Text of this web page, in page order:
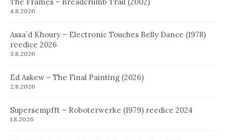
4.8.2026
Assa´d Khoury – Electronic Touches Belly Dance (1978)
reedice 2026
3.8.2026
Ed Askew – The Final Painting (2026)
2.8.2026
Supersempfft – Roboterwerke (1979) reedice 2024
1.8.2026